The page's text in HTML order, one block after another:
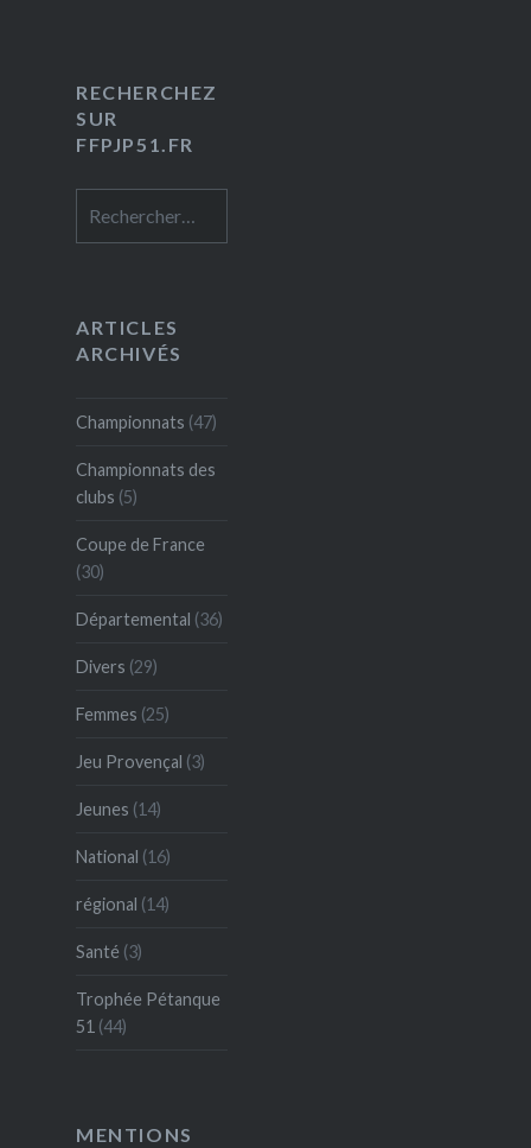
RECHERCHEZ
SUR
FFPJP51.FR
ARTICLES
ARCHIVÉS
Championnats (47)
Championnats des
clubs (5)
Coupe de France
(30)
Départemental (36)
Divers (29)
Femmes (25)
Jeu Provençal (3)
Jeunes (14)
National (16)
régional (14)
Santé (3)
Trophée Pétanque
51 (44)
MENTIONS